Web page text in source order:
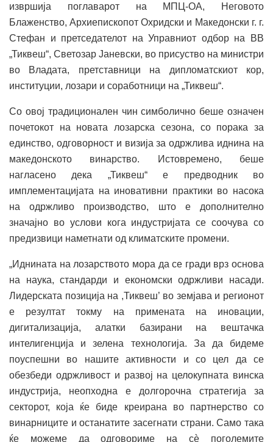
извршија поглаварот на МПЦ-ОА, Неговото
Блаженство, Архиепископот Охридски и Македонски г. г.
Стефан и претседателот на Управниот одбор на ВВ
„Тиквеш“, Светозар Јаневски, во присуство на министри
во Владата, претставници на дипломатскиот кор,
институции, лозари и соработници на „Тиквеш“.
Со овој традиционален чин симболично беше означен
почетокот на новата лозарска сезона, со порака за
единство, одговорност и визија за одржлива иднина на
македонското винарство. Истовремено, беше
нагласено дека „Тиквеш“ е предводник во
имплементацијата на иновативни практики во насока
на одржливо производство, што е дополнително
значајно во услови кога индустријата се соочува со
предизвици наметнати од климатските промени.
„Иднината на лозарството мора да се гради врз основа
на наука, стандарди и економски одржливи насади.
Лидерската позиција на ,Тиквеш’ во земјава и регионот
е резултат токму на примената на иновации,
дигитализација, алатки базирани на вештачка
интелигенција и зелена технологија. За да бидеме
поуспешни во нашите активности и со цел да се
обезбеди одржливост и развој на целокупната винска
индустрија, неопходна е долгорочна стратегија за
секторот, која ќе биде креирана во партнерство со
винарниците и останатите засегнати страни. Само така
ќе можеме да одговориме на сѐ поголемите